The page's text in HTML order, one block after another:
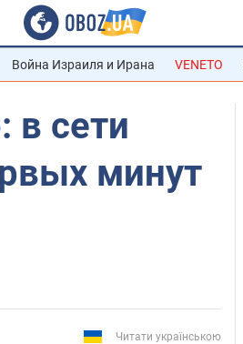
Война Израиля и Ирана VENETO
в сети
минут
Читати українською